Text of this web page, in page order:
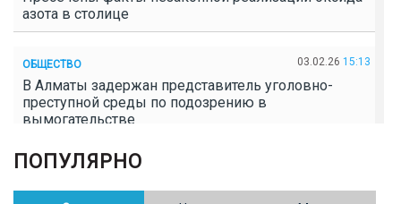
азота в столице
ОБЩЕСТВО 03.02.26 15:13
В Алматы задержан представитель уголовно-
преступной среды по подозрению в
вымогательстве
ОБЩЕСТВО
Полицейские пресекли незаконное выращивание
ПОПУЛЯРНО